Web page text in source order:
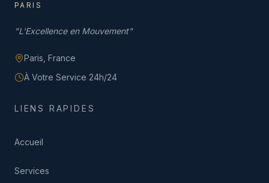
PARIS
"L'Excellence en Mouvement"
Paris, France
À Votre Service 24h/24
LIENS RAPIDES
Accueil
Services